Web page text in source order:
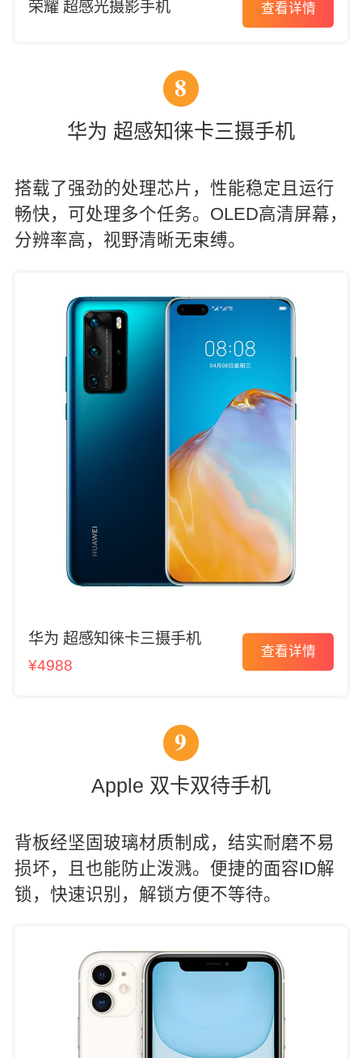
荣耀 超感光摄影手机 查看详情
8
华为 超感知徕卡三摄手机
搭载了强劲的处理芯片，性能稳定且运行
畅快，可处理多个任务。OLED高清屏幕，
分辨率高，视野清晰无束缚。
华为 超感知徕卡三摄手机
¥4988
查看详情
9
Apple 双卡双待手机
背板经坚固玻璃材质制成，结实耐磨不易
损坏，且也能防止泼溅。便捷的面容ID解
锁，快速识别，解锁方便不等待。